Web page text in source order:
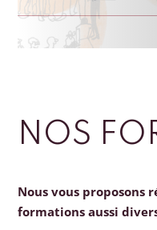
NOS
Nous vous proposons
formations aussi